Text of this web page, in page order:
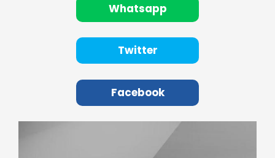
Whatsapp
Twitter
Facebook